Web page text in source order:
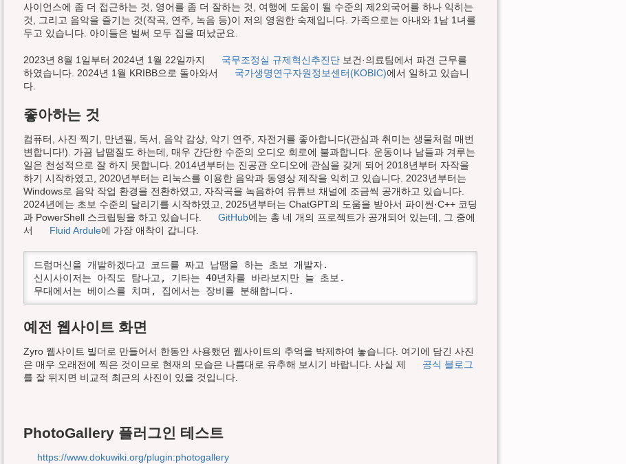
사이언스에 좀 더 접근하는 것, 영어를 좀 더 잘하는 것, 여행에 도움이 될 수준의 제2외국어를 하나 익히는
것, 그리고 음악을 즐기는 것(작곡, 연주, 녹음 등)이 저의 영원한 숙제입니다. 가족으로는 아내와 1남 1녀를
두고 있습니다. 아이들은 벌써 모두 집을 떠났군요.
2023년 8월 1일부터 2024년 1월 22일까지 국무조정실 규제혁신추진단보건·의료팀에서 파견 근무를
하였습니다. 2024년 1월 KRIBB으로 돌아와서
국가생명연구자원정보센터(KOBIC)에서 일하고 있습니
다.
좋아하는 것
컴퓨터, 사진 찍기, 만년필, 독서, 음악 감상, 악기 연주, 자전거를 좋아합니다(관심과 취미는 생물처럼 매번
변합니다!). 가끔 납땜질도 하는데, 매우 간단한 수준의 오디오 회로에 불과합니다. 운동이나 남들과 겨루는
일은 천성적으로 잘 하지 못합니다. 2014년부터는 진공관 오디오에 관심을 갖게 되어 2018년부터 자작을
하기 시작하였고, 2020년부터는 리눅스를 이용한 음악과 동영상 제작을 익히고 있습니다. 2023년부터는
Windows로 음악 작업 환경을 전환하였고, 자작곡을 녹음하여 유튜브 채널에 조금씩 공개하고 있습니다.
2024년에는 초보 수준의 달리기를 시작하였고, 2025년부터는 ChatGPT의 도움을 받아서 파이썬·C++ 코딩
과 PowerShell 스크립팅을 하고 있습니다.
GitHub에는 총 네 개의 프로젝트가 공개되어 있는데, 그 중에
서
Fluid Ardule에 가장 애착이 갑니다.
드럼머신을 개발하겠다고 코드를 짜고 납땜을 하는 초보 개발자.
신시사이저는 아직도 탐나고, 기타는 40년차를 바라보지만 늘 초보.
무대에서는 베이스를 치며, 집에서는 장비를 분해합니다.
예전 웹사이트 화면
Zyro 웹사이트 빌더로 만들어서 한동안 사용했던 웹사이트의 추억을 박제하여 놓습니다. 여기에 담긴 사진
은 매우 오래전에 찍은 것이므로 현재의 모습은 나름대로 유추해 보시기 바랍니다. 사실 제
공식 블로그
를 잘 뒤지면 비교적 최근의 사진이 있을 것입니다.
PhotoGallery 플러그인 테스트
https://www.dokuwiki.org/plugin:photogallery